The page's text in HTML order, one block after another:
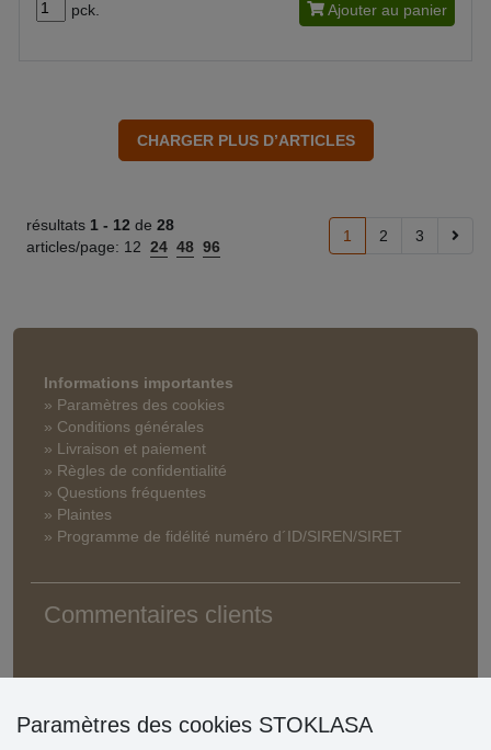
pck. Ajouter au panier
résultats 1 - 12 de 28
articles/page: 12 24 48 96
1 2 3
Informations importantes
» Paramètres des cookies
» Conditions générales
» Livraison et paiement
» Règles de confidentialité
» Questions fréquentes
» Plaintes
» Programme de fidélité numéro d´ID/SIREN/SIRET
Commentaires clients
Paramètres des cookies STOKLASA